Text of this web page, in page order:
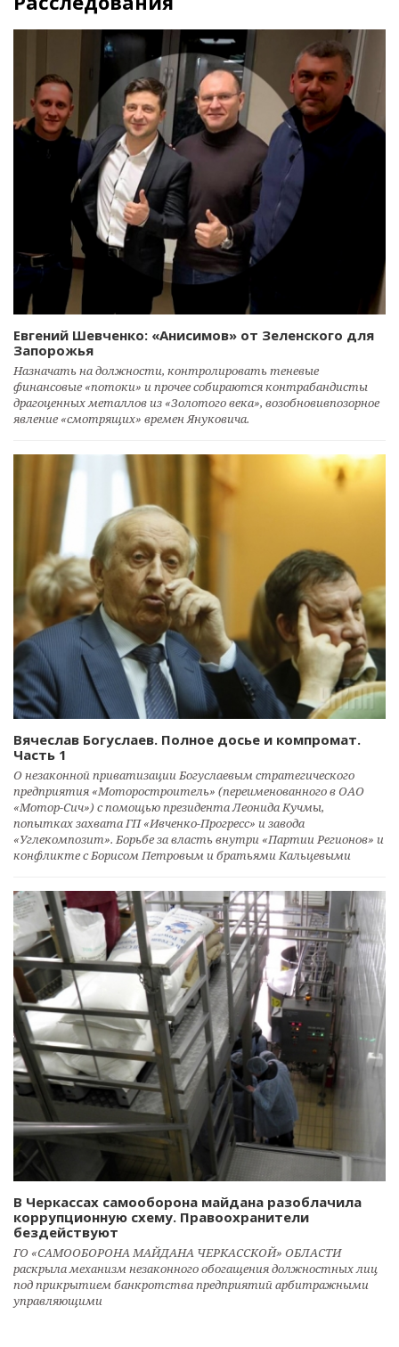
Евгений Шевченко: «Анисимов» от Зеленского для
Запорожья
Назначать на должности, контролировать теневые
финансовые «потоки» и прочее собираются контрабандисты
драгоценных металлов из «Золотого века», возобновивпозорное
явление «смотрящих» времен Януковича.
Вячеслав Богуслаев. Полное досье и компромат.
Часть 1
О незаконной приватизации Богуслаевым стратегического
предприятия «Моторостроитель» (переименованного в ОАО
«Мотор-Сич») с помощью президента Леонида Кучмы,
попытках захвата ГП «Ивченко-Прогресс» и завода
«Углекомпозит». Борьбе за власть внутри «Партии Регионов» и
конфликте с Борисом Петровым и братьями Кальцевыми
В Черкассах самооборона майдана разоблачила
коррупционную схему. Правоохранители
бездействуют
ГО «САМООБОРОНА МАЙДАНА ЧЕРКАССКОЙ» ОБЛАСТИ
раскрыла механизм незаконного обогащения должностных лиц
под прикрытием банкротства предприятий арбитражными
управляющими